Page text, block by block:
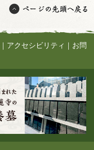
｜ アクセシビリティ ｜ お問